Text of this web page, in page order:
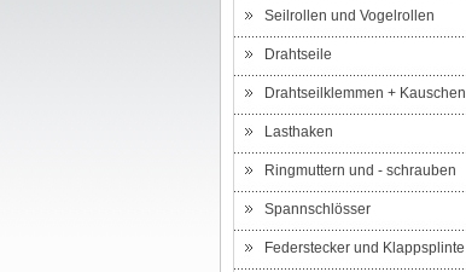
Seilrollen und Vogelrollen
Drahtseile
Drahtseilklemmen + Kauschen
Lasthaken
Ringmuttern und - schrauben
Spannschlösser
Federstecker und Klappsplinte